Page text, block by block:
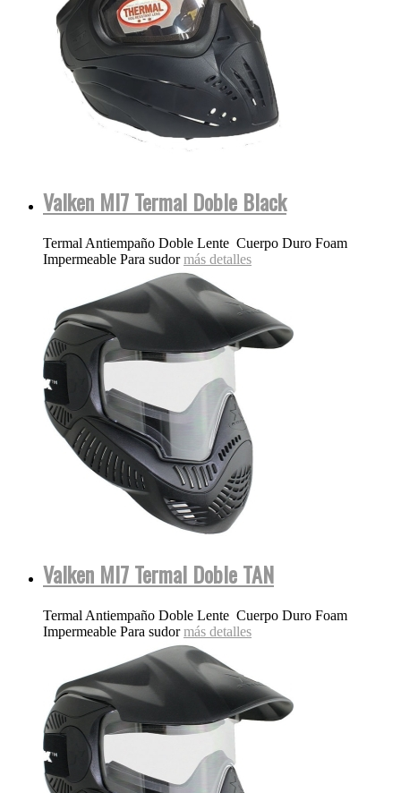
Valken MI7 Termal Doble Black
Termal Antiempaño Doble Lente Cuerpo Duro Foam
Impermeable Para sudormás detalles
Valken MI7 Termal Doble TAN
Termal Antiempaño Doble Lente Cuerpo Duro Foam
Impermeable Para sudormás detalles